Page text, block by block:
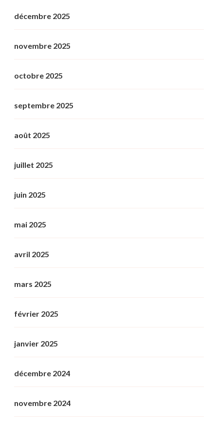
décembre 2025
novembre 2025
octobre 2025
septembre 2025
août 2025
juillet 2025
juin 2025
mai 2025
avril 2025
mars 2025
février 2025
janvier 2025
décembre 2024
novembre 2024